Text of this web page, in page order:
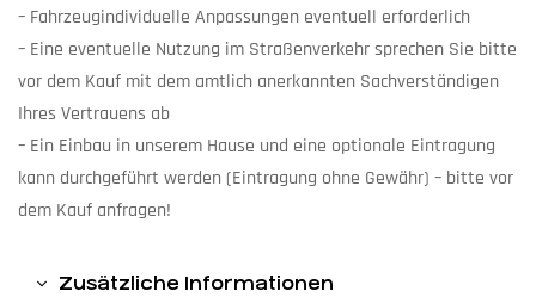
– Fahrzeugindividuelle Anpassungen eventuell erforderlich
– Eine eventuelle Nutzung im Straßenverkehr sprechen Sie bitte
vor dem Kauf mit dem amtlich anerkannten Sachverständigen
Ihres Vertrauens ab
– Ein Einbau in unserem Hause und eine optionale Eintragung
kann durchgeführt werden (Eintragung ohne Gewähr) – bitte vor
dem Kauf anfragen!
Zusätzliche Informationen